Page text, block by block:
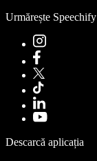
Urmărește Speechify
Descarcă aplicația